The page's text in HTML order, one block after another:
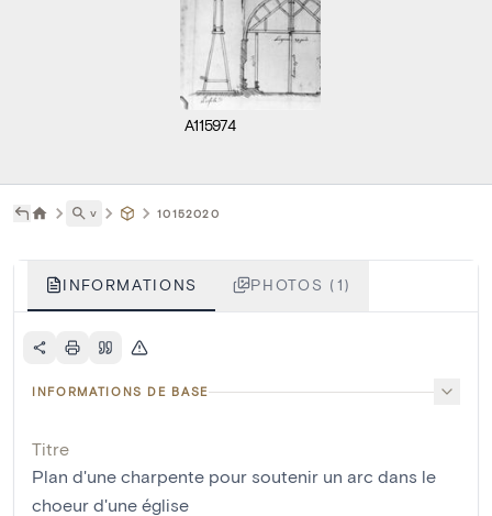
A115974
˅ 10152020
INFORMATIONS PHOTOS (1)
INFORMATIONS DE BASE
Titre
Plan d'une charpente pour soutenir un arc dans le
choeur d'une église